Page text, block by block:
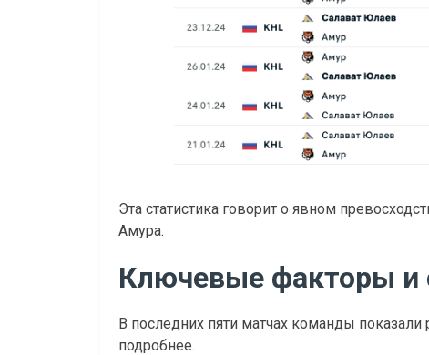
Эта статистика говорит о явном
Амура.
Ключевые факторы и
В последних пяти матчах команды
подробнее.